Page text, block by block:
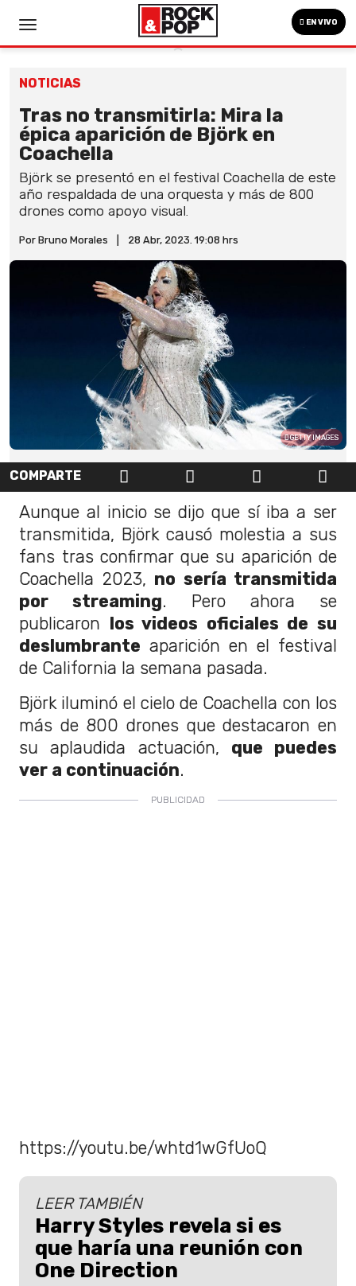
EN VIVO
NOTICIAS
Tras no transmitirla: Mira la
épica aparición de Björk en
Coachella
Björk se presentó en el festival Coachella de este
año respaldada de una orquesta y más de 800
drones como apoyo visual.
Por Bruno Morales 28 Abr, 2023. 19:08 hrs
GETTY IMAGES
COMPARTE
Aunque al inicio se dijo que sí iba a ser
transmitida, Björk causó molestia a sus
fans tras confirmar que su aparición de
Coachella 2023, no sería transmitida
por streaming. Pero ahora se
publicaron los videos oficiales de su
deslumbrante aparición en el festival
de California la semana pasada.
Björk iluminó el cielo de Coachella con los
más de 800 drones que destacaron en
su aplaudida actuación, que puedes
ver a continuación.
https://youtu.be/whtd1wGfUoQ
LEER TAMBIÉN
Harry Styles revela si es
que haría una reunión con
One Direction